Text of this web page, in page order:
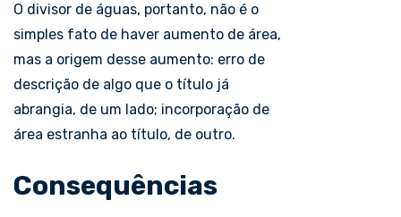
O divisor de águas, portanto, não é o
simples fato de haver aumento de área,
mas a origem desse aumento: erro de
descrição de algo que o título já
abrangia, de um lado; incorporação de
área estranha ao título, de outro.
Consequências